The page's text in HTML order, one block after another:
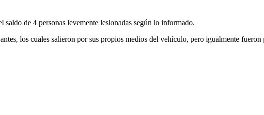
de 4 personas levemente lesionadas según lo informado.
los cuales salieron por sus propios medios del vehículo, pero igualmente